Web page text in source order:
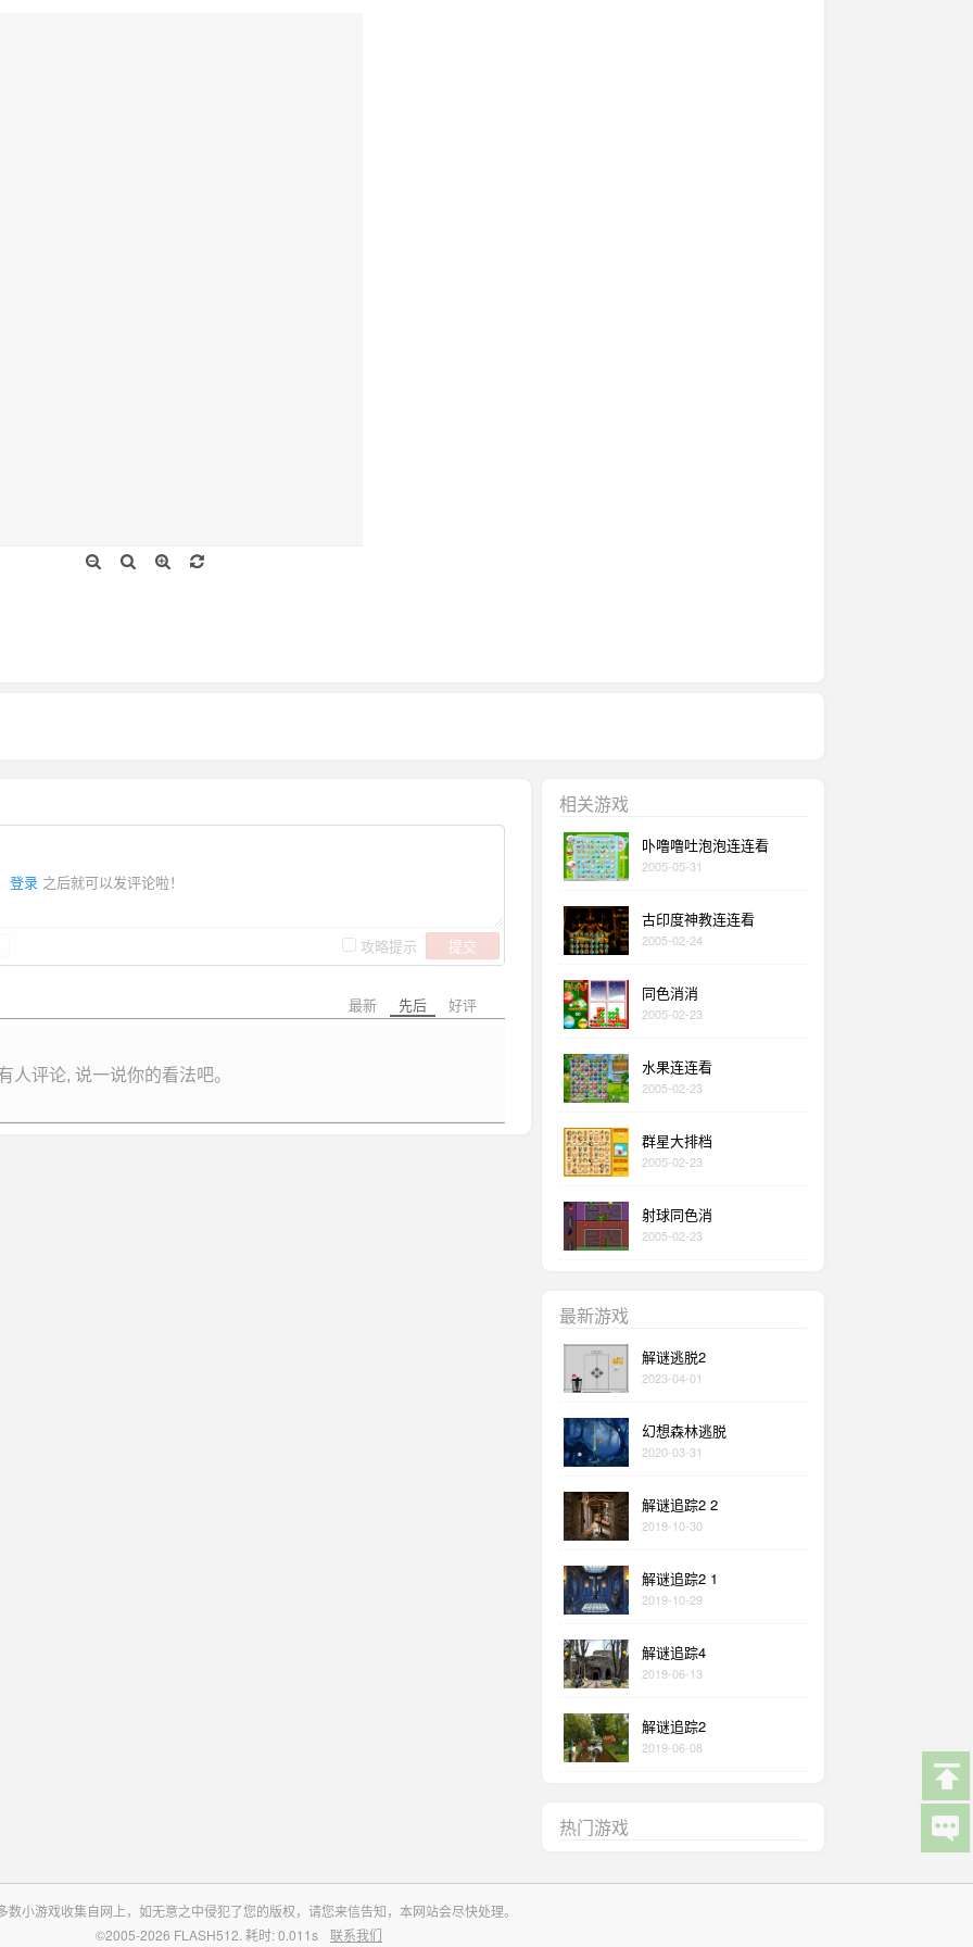
登录 之后就可以发评论啦！
攻略提示 提交
最新 先后 好评
人评论, 说一说你的看法吧。
相关游戏
卟噜噜吐泡泡连连看
2005-05-31
古印度神教连连看
2005-02-24
同色消消
2005-02-23
水果连连看
2005-02-23
群星大排档
2005-02-23
射球同色消
2005-02-23
最新游戏
解谜逃脱2
2023-04-01
幻想森林逃脱
2020-03-31
解谜追踪2 2
2019-10-30
解谜追踪2 1
2019-10-29
解谜追踪4
2019-06-13
解谜追踪2
2019-06-08
热门游戏
数小游戏收集自网上，如无意之中侵犯了您的版权，请您来信告知，本网站会尽快处理。
©2005-2026 FLASH512. 耗时: 0.011s
联系我们